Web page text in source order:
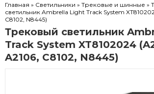
Главная » Светильники » Трековые и шинные »
светильник Ambrella Light Track System
C8102, N8445)
Трековый светильник
Track System XT8102024
A2106, C8102, N8445)